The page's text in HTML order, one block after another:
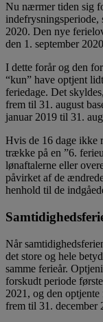
Nu nærmer tiden sig
indefrysningsperiode,
2020. Den nye
den 1. september
I dette forår og den
“kun” have optjent
feriedage. Det
frem til 31. august
januar 2019 til 31.
Hvis de 16 dage ikke
trække på en ”6.
lønaftalerne eller
påvirket af de
henhold til de
Når
det store og hele
samme ferieår.
forskudt periode
2021, og den
frem til 31. december